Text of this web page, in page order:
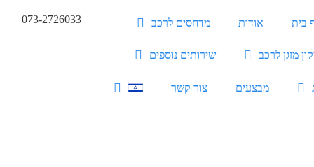
בית אודות מדחסים לרכב
מזגן לרכב שירותים נוספים
מבצעים צור קשר
073-2726033